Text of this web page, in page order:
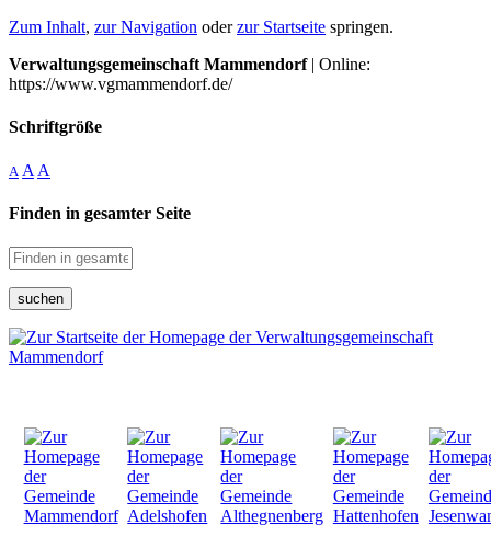
Zum Inhalt, zur Navigation oderzur Startseite springen.
Verwaltungsgemeinschaft Mammendorf| Online:
https://www.vgmammendorf.de/
Schriftgröße
A A A
Finden in gesamter Seite
suchen